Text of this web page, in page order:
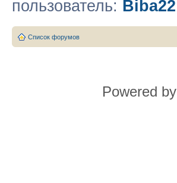
пользователь: Biba22
Список форумов
Powered by